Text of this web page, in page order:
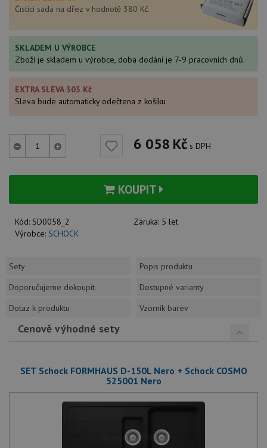
Čistící sada na dřez v hodnotě 380 Kč
SKLADEM U VÝROBCE
Zboží je skladem u výrobce, doba dodání je 7-9 pracovních dnů.
EXTRA SLEVA 303 Kč
Sleva bude automaticky odečtena z košíku
6 058 Kč s DPH
KOUPIT
Kód: SD0058_2 Záruka: 5 let
Výrobce: SCHOCK
Sety
Popis produktu
Doporučujeme dokoupit
Dostupné varianty
Dotaz k produktu
Vzorník barev
Cenově výhodné sety
SET Schock FORMHAUS D-150L Nero + Schock COSMO
525001 Nero